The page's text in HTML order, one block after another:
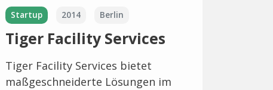
Startup 2014 Berlin
Tiger Facility Services
Tiger Facility Services bietet
maßgeschneiderte Lösungen im